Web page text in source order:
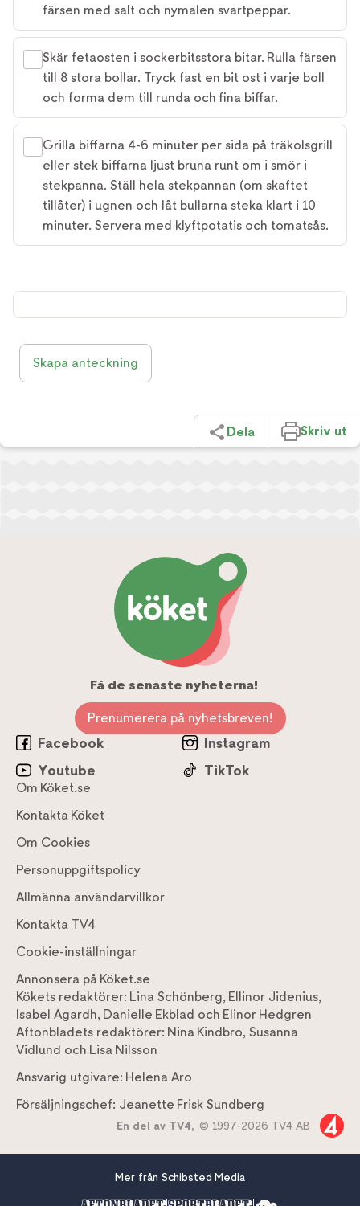
färsen med salt och nymalen svartpeppar.
Skär fetaosten i sockerbitsstora bitar. Rulla färsen
till 8 stora bollar. Tryck fast en bit ost i varje boll
och forma dem till runda och fina biffar.
Grilla biffarna 4-6 minuter per sida på träkolsgrill
eller stek biffarna ljust bruna runt om i smör i
stekpanna. Ställ hela stekpannan (om skaftet
tillåter) i ugnen och låt bullarna steka klart i 10
minuter. Servera med klyftpotatis och tomatsås.
Skapa anteckning
Dela Skriv ut
Få de senaste nyheterna!
Prenumerera på nyhetsbreven!
Facebook
Instagram
Youtube
TikTok
Om Köket.se
Kontakta Köket
Om Cookies
Personuppgiftspolicy
Allmänna användarvillkor
Kontakta TV4
Cookie-inställningar
Annonsera på Köket.se
Kökets redaktörer: Lina Schönberg, Ellinor Jidenius,
Isabel Agardh, Danielle Ekblad och Elinor Hedgren
Aftonbladets redaktörer: Nina Kindbro, Susanna
Vidlund och Lisa Nilsson
Ansvarig utgivare: Helena Aro
Försäljningschef: Jeanette Frisk Sundberg
En del av TV4, © 1997-2026 TV4 AB
Mer från Schibsted Media